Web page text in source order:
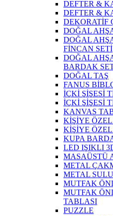
DEFTER &
DEFTER &
DEKORATİF
DOĞAL
DOĞAL
FİNCAN SETİ
DOĞAL
BARDAK
DOĞAL TAŞ
FANUS
İÇKİ ŞİŞESİ
İÇKİ ŞİŞESİ
KANVAS
KİŞİYE
KİŞİYE
KUPA
LED IŞIKLI
MASAÜSTÜ
METAL
METAL
MUTFAK
MUTFAK
TABLASI
PUZZLE